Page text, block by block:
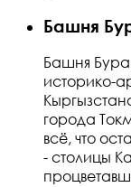
Башня
Башня
историко-
города
всё, что
- столицы